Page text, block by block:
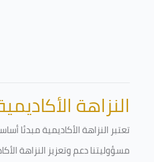
النزاهة
تعتبر النزاهة الأكاديمية مبدئا
مسؤوليتنا دعم وتعزيز النزاهة